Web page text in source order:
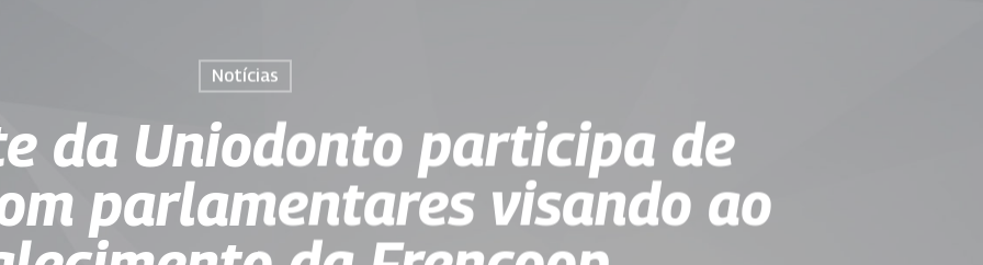
Notícias
da Uniodonto participa de
parlamentares visando ao